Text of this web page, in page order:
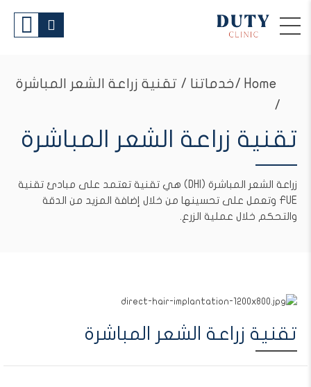
Home
خدماتنا / تقنية زراعة الشعر المباشرة
/
تقنية زراعة الشعر المباشرة
زراعة الشعر المباشرة (DHI) هي تقنية تعتمد على مبادئ تقنية
FUE وتعمل على تحسينها من خلال إضافة المزيد من الدقة
والتحكم خلال عملية الزرع.
تقنية زراعة الشعر المباشرة